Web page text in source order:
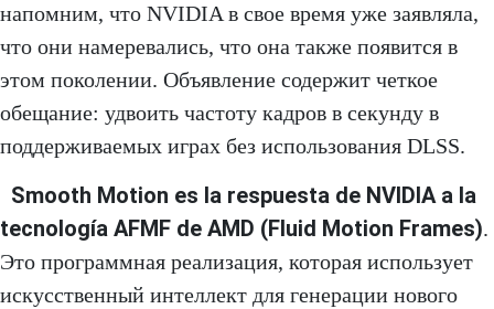
напомним, что NVIDIA в свое время уже заявляла,
что они намеревались, что она также появится в
этом поколении. Объявление содержит четкое
обещание: удвоить частоту кадров в секунду в
поддерживаемых играх без использования DLSS.
Smooth Motion es la respuesta de NVIDIA a la
tecnología AFMF de AMD (Fluid Motion Frames).
Это программная реализация, которая использует
искусственный интеллект для генерации нового